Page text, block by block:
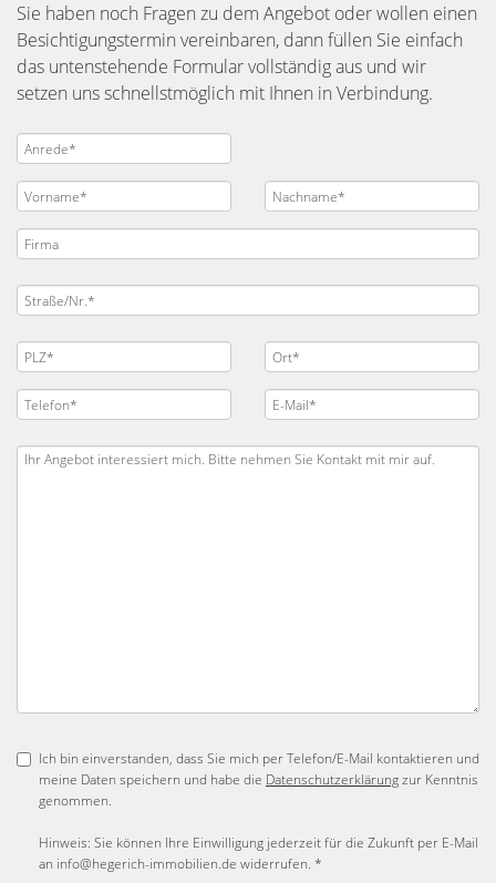
Sie haben noch Fragen zu dem Angebot oder wollen einen
Besichtigungstermin vereinbaren, dann füllen Sie einfach
das untenstehende Formular vollständig aus und wir
setzen uns schnellstmöglich mit Ihnen in Verbindung.
Ich bin einverstanden, dass Sie mich per Telefon/E-Mail kontaktieren und
meine Daten speichern und habe die Datenschutzerklärungzur Kenntnis
genommen.
Hinweis: Sie können Ihre Einwilligung jederzeit für die Zukunft per E-Mail
an info@hegerich-immobilien.de widerrufen. *